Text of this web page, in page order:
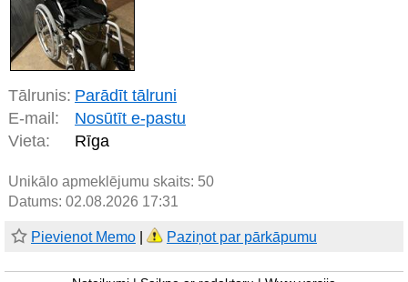
Tālrunis: Parādīt tālruni
E-mail:
Nosūtīt e-pastu
Vieta:
Rīga
Unikālo apmeklējumu skaits: 50
Datums: 02.08.2026 17:31
Pievienot Memo Paziņot par pārkāpumu